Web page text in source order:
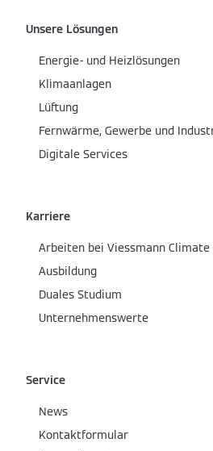
Unsere Lösungen
Energie- und Heizlösungen
Klimaanlagen
Lüftung
Fernwärme, Gewerbe und
Digitale Services
Karriere
Arbeiten bei Viessmann Climate
Ausbildung
Duales Studium
Unternehmenswerte
Service
News
Kontaktformular